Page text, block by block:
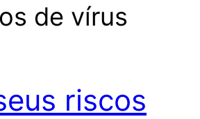
de vírus
riscos